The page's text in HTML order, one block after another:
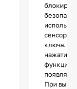
сенсор с
ключа.
нажатии
функции
При